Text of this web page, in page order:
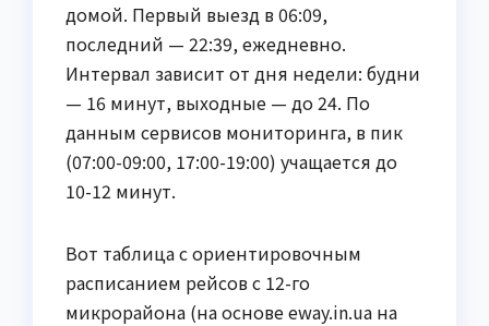
домой. Первый выезд в 06:09,
последний — 22:39, ежедневно.
Интервал зависит от дня недели: будни
— 16 минут, выходные — до 24. По
данным сервисов мониторинга, в пик
(07:00-09:00, 17:00-19:00) учащается до
10-12 минут.
Вот таблица с ориентировочным
расписанием рейсов с 12-го
микрорайона (на основе eway.in.ua на